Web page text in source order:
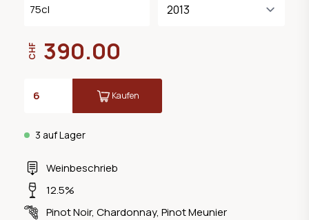
Weinbeschrieb
12.5%
Pinot Noir, Chardonnay, Pinot Meunier
75cl
3 auf Lager
CHF 390.00
Kaufen